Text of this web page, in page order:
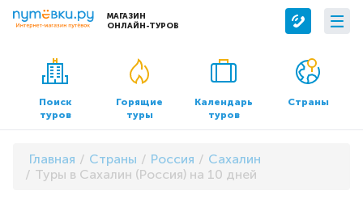
МАГАЗИН
ОНЛАЙН-ТУРОВ
Сервисы
Бронирование отелей
Трансфер
О компании
О нас
Контакты
Документы и реквизиты
Поиск
туров
Горящие
туры
Календарь
туров
Страны
Главная Страны Россия
Сахалин
Туры в Сахалин (Россия) на 10 дней